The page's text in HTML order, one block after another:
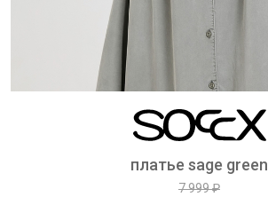
платье sage green
7 999 ₽